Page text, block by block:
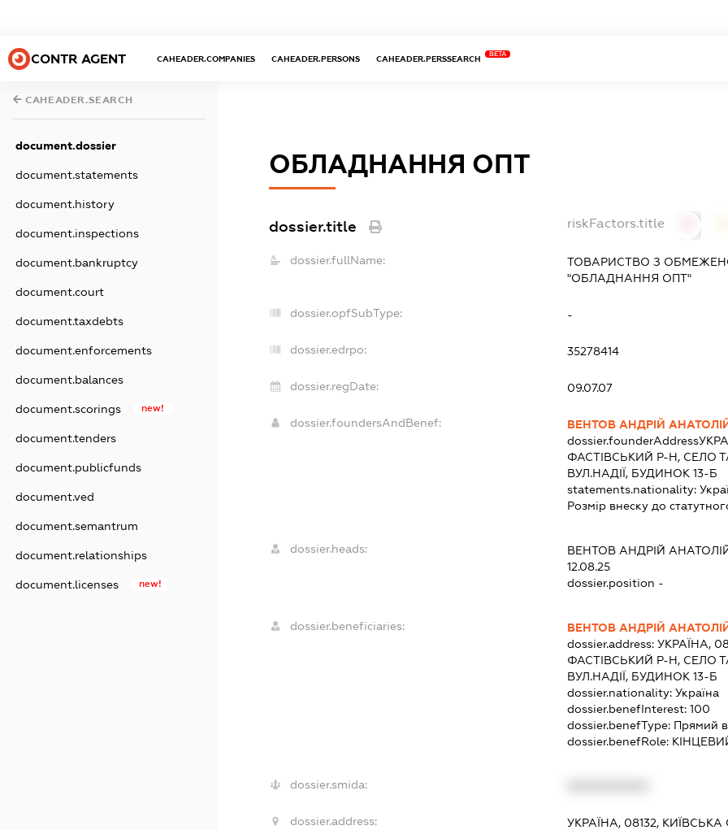
CONTR AGENT CAHEADER.COMPANIES CAHEADER.PERSONS CAHEADER.PERSSEARCH
BETA
CAHEADER.SEARCH
document.dossier
document.statements
document.history
document.inspections
document.bankruptcy
document.court
document.taxdebts
document.enforcements
document.balances
document.scorings new!
document.tenders
document.publicfunds
document.ved
document.semantrum
document.relationships
document.licenses new!
ОБЛАДНАННЯ ОПТ
dossier.title riskFactors.title
dossier.fullName:
ТОВАРИСТВО З
"ОБЛАДНАННЯ ОПТ"
dossier.opfSubType: -
dossier.edrpo: 35278414
dossier.regDate: 09.07.07
dossier.foundersAndBenef:
ВЕНТОВ АНДРІЙ
dossier.founderAddress
ФАСТІВСЬКИЙ Р-Н, СЕЛО
ВУЛ.НАДІЇ, БУДИНОК 13-Б
statements.nationality:
Розмір внеску до
dossier.heads: ВЕНТОВ АНДРІЙ
12.08.25
dossier.position -
dossier.beneficiaries:
ВЕНТОВ АНДРІЙ
dossier.address:УКРАЇНА,
ФАСТІВСЬКИЙ Р-Н, СЕЛО
ВУЛ.НАДІЇ, БУДИНОК 13-Б
dossier.nationality:Україна
dossier.benefInterest:100
dossier.benefType: Прямий
dossier.benefRole:
dossier.smida:
dossier.address:
УКРАЇНА, 08132,